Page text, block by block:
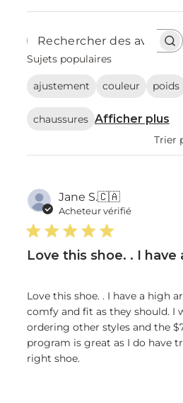
Rechercher
des
Sujets populaires
ajustement couleur poids
chaussures Afficher plus
Trier
Jane S.🇨🇦
Acheteur vérifié
Love this shoe. . I have
Love this shoe. . I have a high
comfy and fit as they should. I
ordering other styles and the
program is great as I do have
right shoe.